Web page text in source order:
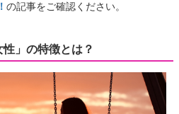
の記事をご確認ください。
」の特徴とは？